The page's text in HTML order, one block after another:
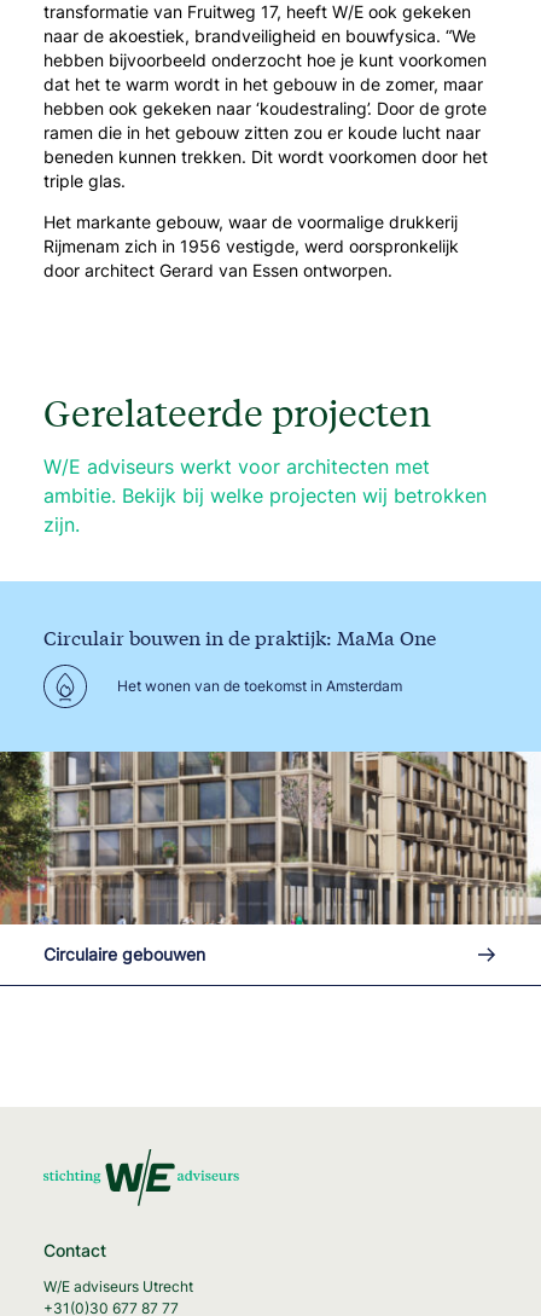
transformatie van Fruitweg 17, heeft W/E ook gekeken
naar de akoestiek, brandveiligheid en bouwfysica. “We
hebben bijvoorbeeld onderzocht hoe je kunt voorkomen
dat het te warm wordt in het gebouw in de zomer, maar
hebben ook gekeken naar ‘koudestraling’. Door de grote
ramen die in het gebouw zitten zou er koude lucht naar
beneden kunnen trekken. Dit wordt voorkomen door het
triple glas.
Het markante gebouw, waar de voormalige drukkerij
Rijmenam zich in 1956 vestigde, werd oorspronkelijk
door architect Gerard van Essen ontworpen.
Gerelateerde projecten
W/E adviseurs werkt voor architecten met
ambitie. Bekijk bij welke projecten wij betrokken
zijn.
Circulair bouwen in de praktijk: MaMa One
Het wonen van de toekomst in Amsterdam
Circulaire gebouwen Lees
Contact
W/E adviseurs Utrecht
+31(0)30 677 87 77